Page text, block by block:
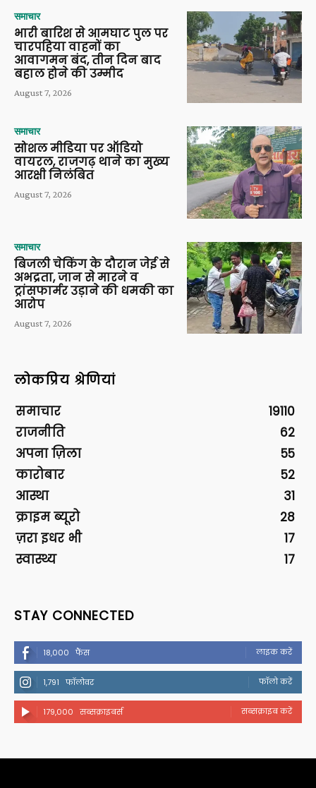
समाचार
भारी बारिश से आमघाट पुल पर
चारपहिया वाहनों का
आवागमन बंद, तीन दिन बाद
बहाल होने की उम्मीद
August 7, 2026
समाचार
सोशल मीडिया पर ऑडियो
वायरल, राजगढ़ थाने का मुख्य
आरक्षी निलंबित
August 7, 2026
समाचार
बिजली चेकिंग के दौरान जेई से
अभद्रता, जान से मारने व
ट्रांसफार्मर उड़ाने की धमकी का
आरोप
August 7, 2026
लोकप्रिय श्रेणियां
समाचार
19110
राजनीति
62
अपना ज़िला
55
कारोबार
52
आस्था
31
क्राइम ब्यूरो
28
ज़रा इधर भी
17
स्वास्थ्य
17
STAY CONNECTED
18,000 फैंस लाइक करें
1,791 फॉलोवर फॉलो करें
179,000 सब्सक्राइबर्स सब्सक्राइब करें